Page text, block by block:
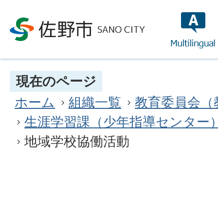
現在のページ
ホーム
組織一覧
教育委員会（
生涯学習課（少年指導センター
地域学校協働活動